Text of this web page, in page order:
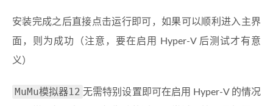
安装完成之后直接点击运行即可，如果可以顺利进入主界
面，则为成功（注意，要在启用 Hyper-V 后测试才有意
义）
MuMu模拟器12 无需特别设置即可在启用 Hyper-V 的情况